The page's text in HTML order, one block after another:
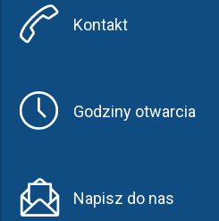
Kontakt
Godziny otwarcia
Napisz do nas